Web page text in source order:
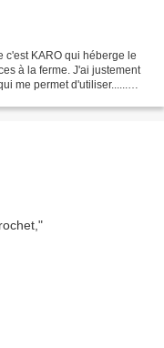
c'est KARO qui héberge le
à la ferme. J'ai justement
me permet d'utiliser......